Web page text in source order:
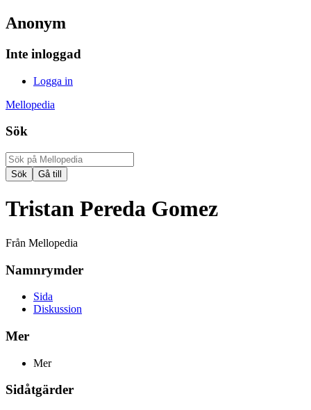
Anonym
Inte inloggad
Logga in
Mellopedia
Sök
Tristan Pereda Gomez
Från Mellopedia
Namnrymder
Sida
Diskussion
Mer
Mer
Sidåtgärder